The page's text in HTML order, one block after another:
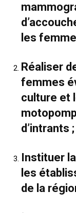
les
Réaliser
femmes
culture et
d’intrants ;
Instituer
les
de la